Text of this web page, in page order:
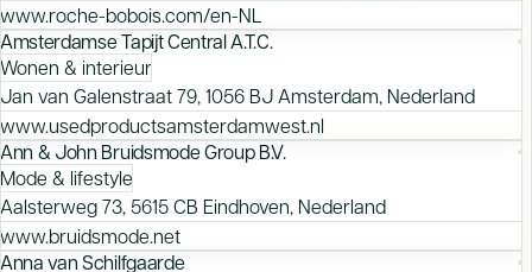
www.roche-bobois.com/en-NL
Amsterdamse Tapijt Central A.T.C.
Wonen & interieur
Jan van Galenstraat 79, 1056 BJ Amsterdam, Nederland
www.usedproductsamsterdamwest.nl
Ann & John Bruidsmode Group B.V.
Mode & lifestyle
Aalsterweg 73, 5615 CB Eindhoven, Nederland
www.bruidsmode.net
Anna van Schilfgaarde